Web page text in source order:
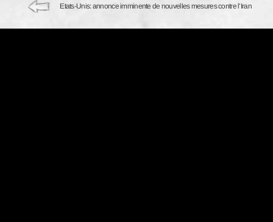
Etats-Unis: annonce imminente de nouvelles mesures contre l’Iran